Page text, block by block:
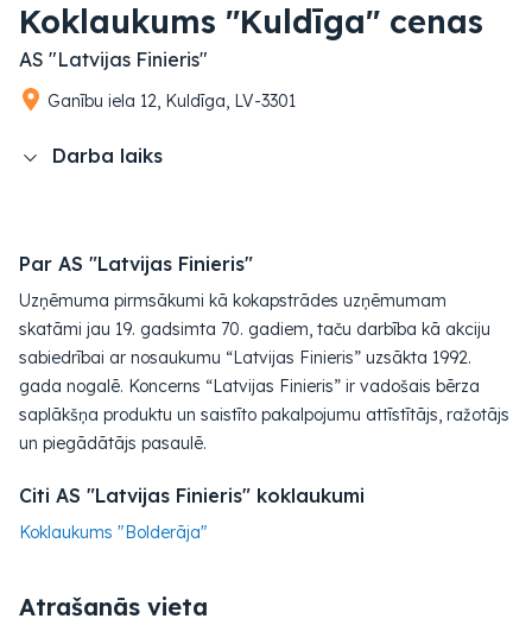
Koklaukums "Kuldīga" cenas
AS "Latvijas Finieris"
Ganību iela 12, Kuldīga, LV-3301
Darba laiks
Par AS "Latvijas Finieris"
Uzņēmuma pirmsākumi kā kokapstrādes uzņēmumam
skatāmi jau 19. gadsimta 70. gadiem, taču darbība kā akciju
sabiedrībai ar nosaukumu “Latvijas Finieris” uzsākta 1992.
gada nogalē. Koncerns “Latvijas Finieris” ir vadošais bērza
saplākšņa produktu un saistīto pakalpojumu attīstītājs, ražotājs
un piegādātājs pasaulē.
Citi AS "Latvijas Finieris" koklaukumi
Koklaukums "Bolderāja"
Atrašanās vieta